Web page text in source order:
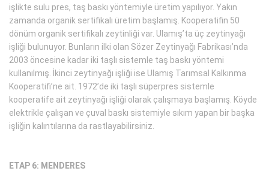
işlikte sulu pres, taş baskı yöntemiyle üretim yapılıyor. Yakın
zamanda organik sertifikalı üretim başlamış. Kooperatifin 50
dönüm organik sertifikalı zeytinliği var. Ulamış’ta üç zeytinyağı
işliği bulunuyor. Bunların ilki olan Sözer Zeytinyağı Fabrikası’nda
2003 öncesine kadar iki taşlı sistemle taş baskı yöntemi
kullanılmış. İkinci zeytinyağı işliği ise Ulamış Tarımsal Kalkınma
Kooperatifi’ne ait. 1972’de iki taşlı süperpres sistemle
kooperatife ait zeytinyağı işliği olarak çalışmaya başlamış. Köyde
elektrikle çalışan ve çuval baskı sistemiyle sıkım yapan bir başka
işliğin kalıntılarına da rastlayabilirsiniz.
ETAP 6: MENDERES